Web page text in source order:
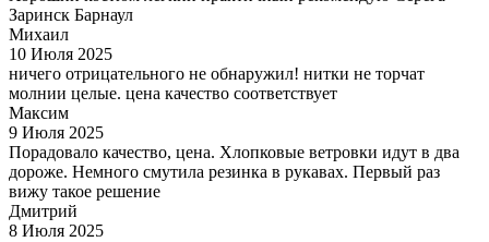
Заринск Барнаул
Михаил
10 Июля 2025
ничего отрицательного не обнаружил! нитки не торчат
молнии целые. цена качество соответствует
Максим
9 Июля 2025
Порадовало качество, цена. Хлопковые ветровки идут в два
дороже. Немного смутила резинка в рукавах. Первый раз
вижу такое решение
Дмитрий
8 Июля 2025